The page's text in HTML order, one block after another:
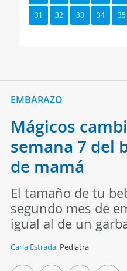
31 32 33 34 35
EMBARAZO
Mágicos
semana 7 del
de mamá
El tamaño de tu
segundo mes de
igual al de un
Carla Estrada, Pediatra